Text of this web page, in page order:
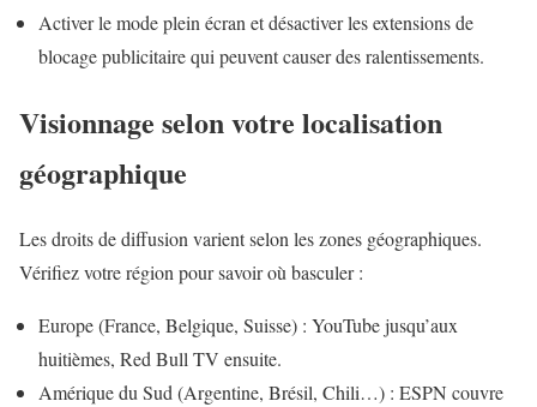
Activer le mode plein écran et désactiver les extensions de
blocage publicitaire qui peuvent causer des ralentissements.
Visionnage selon votre localisation
géographique
Les droits de diffusion varient selon les zones géographiques.
Vérifiez votre région pour savoir où basculer :
Europe (France, Belgique, Suisse) : YouTube jusqu’aux
huitièmes, Red Bull TV ensuite.
Amérique du Sud (Argentine, Brésil, Chili…) : ESPN couvre